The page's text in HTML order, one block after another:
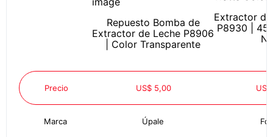
Repuesto Bomba de
Extractor de Leche P8906
| Color Transparente
Extractor
P8930 |
Precio US$ 5,00
Marca Úpale